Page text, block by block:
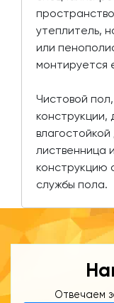
утеплитель,
или
монтируется
Чистовой
конструкции,
лиственница
конструкцию
службы пола.
Отвечаем